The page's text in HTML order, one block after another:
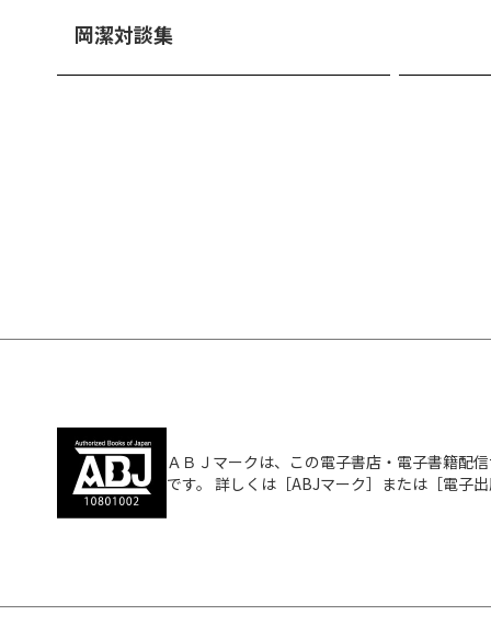
岡潔対談集
ＡＢＪマークは、この電子書店・電子書籍配
です。 詳しくは［ABJマーク］または［電子